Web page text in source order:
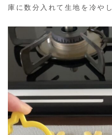
庫に数分入れて生地を冷や